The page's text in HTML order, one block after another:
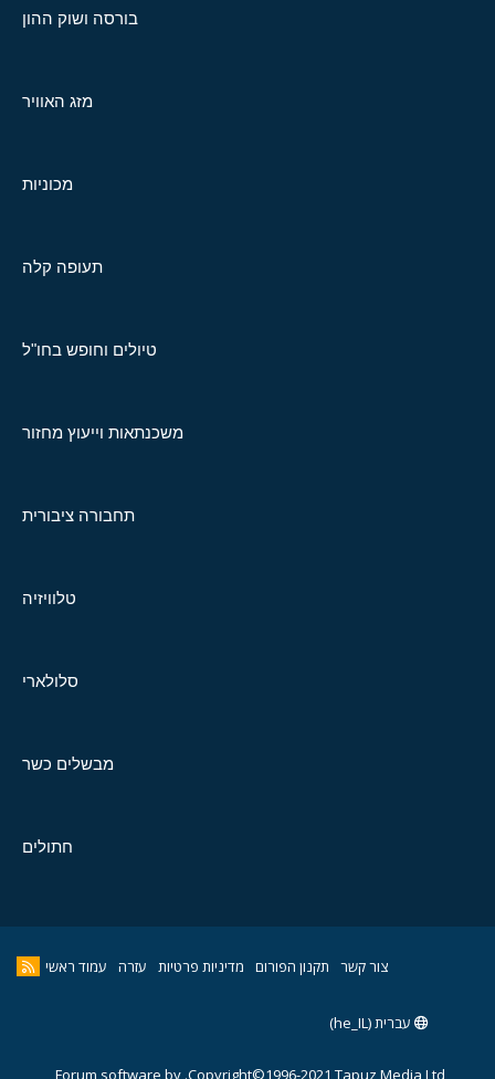
בורסה ושוק ההון
מזג האוויר
מכוניות
תעופה קלה
טיולים וחופש בחו"ל
משכנתאות וייעוץ מחזור
תחבורה ציבורית
טלוויזיה
סלולארי
מבשלים כשר
חתולים
צור קשר תקנון הפורום מדיניות פרטיות עזרה עמוד ראשי
עברית (he_IL)
Copyright©1996-2021,Tapuz Media Ltd.
Forum software by